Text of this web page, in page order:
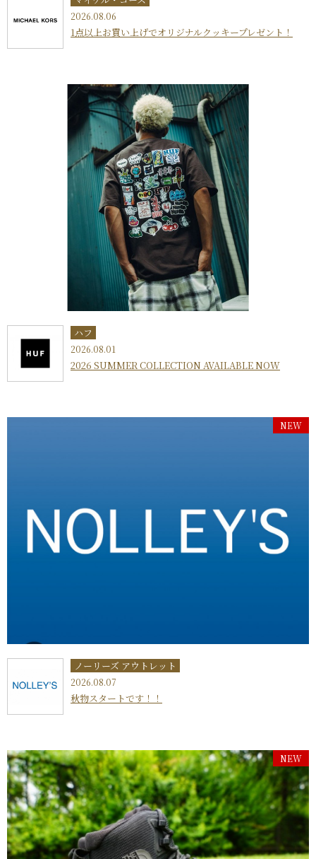
2026.08.06
1点以上お買い上げでオリジナルクッキープレゼント！
ハフ
2026.08.01
2026 SUMMER COLLECTION AVAILABLE NOW
ノーリーズ アウトレット
2026.08.07
秋物スタートです！！
NEW
NEW